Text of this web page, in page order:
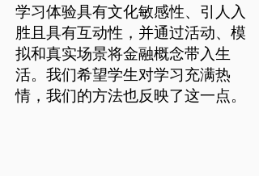
学习体验具有文化敏感性、引人入
胜且具有互动性，并通过活动、模
拟和真实场景将金融概念带入生
活。我们希望学生对学习充满热
情，我们的方法也反映了这一点。